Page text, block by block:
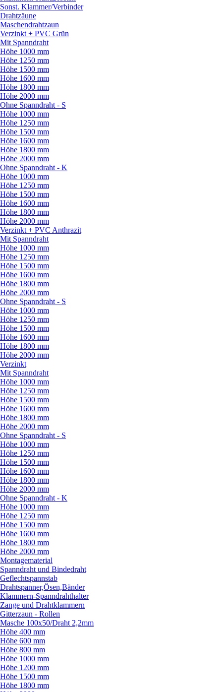
Sonst. Klammer/Verbinder
Drahtzäune
Maschendrahtzaun
Verzinkt + PVC Grün
Mit Spanndraht
Höhe 1000 mm
Höhe 1250 mm
Höhe 1500 mm
Höhe 1600 mm
Höhe 1800 mm
Höhe 2000 mm
Ohne Spanndraht - S
Höhe 1000 mm
Höhe 1250 mm
Höhe 1500 mm
Höhe 1600 mm
Höhe 1800 mm
Höhe 2000 mm
Ohne Spanndraht - K
Höhe 1000 mm
Höhe 1250 mm
Höhe 1500 mm
Höhe 1600 mm
Höhe 1800 mm
Höhe 2000 mm
Verzinkt + PVC Anthrazit
Mit Spanndraht
Höhe 1000 mm
Höhe 1250 mm
Höhe 1500 mm
Höhe 1600 mm
Höhe 1800 mm
Höhe 2000 mm
Ohne Spanndraht - S
Höhe 1000 mm
Höhe 1250 mm
Höhe 1500 mm
Höhe 1600 mm
Höhe 1800 mm
Höhe 2000 mm
Verzinkt
Mit Spanndraht
Höhe 1000 mm
Höhe 1250 mm
Höhe 1500 mm
Höhe 1600 mm
Höhe 1800 mm
Höhe 2000 mm
Ohne Spanndraht - S
Höhe 1000 mm
Höhe 1250 mm
Höhe 1500 mm
Höhe 1600 mm
Höhe 1800 mm
Höhe 2000 mm
Ohne Spanndraht - K
Höhe 1000 mm
Höhe 1250 mm
Höhe 1500 mm
Höhe 1600 mm
Höhe 1800 mm
Höhe 2000 mm
Montagematerial
Spanndraht und Bindedraht
Geflechtspannstab
Drahtspanner,Ösen,Bänder
Klammern-Spanndrahthalter
Zange und Drahtklammern
Gitterzaun - Rollen
Masche 100x50/Draht 2,2mm
Höhe 400 mm
Höhe 600 mm
Höhe 800 mm
Höhe 1000 mm
Höhe 1200 mm
Höhe 1500 mm
Höhe 1800 mm